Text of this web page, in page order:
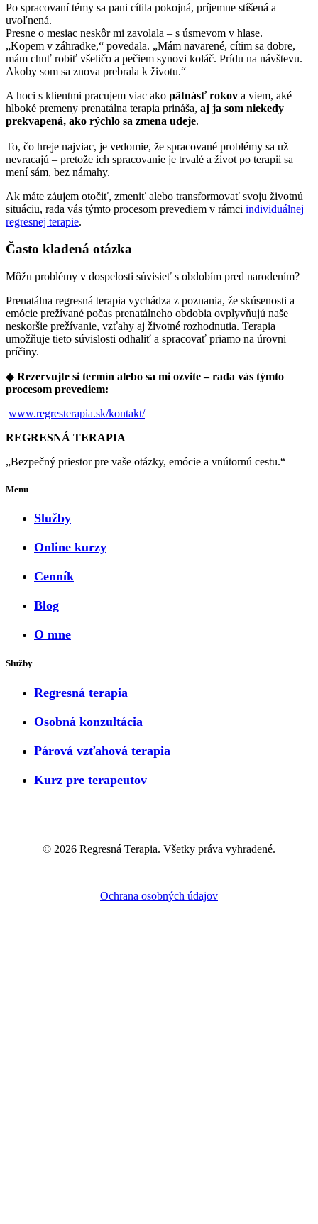
Po spracovaní témy sa pani cítila pokojná, príjemne stíšená a
uvoľnená.
Presne o mesiac neskôr mi zavolala – s úsmevom v hlase.
„Kopem v záhradke,“ povedala. „Mám navarené, cítim sa dobre,
mám chuť robiť všeličo a pečiem synovi koláč. Prídu na návštevu.
Akoby som sa znova prebrala k životu.“
A hoci s klientmi pracujem viac ako pätnásť rokov a viem, aké
hlboké premeny prenatálna terapia prináša, aj ja som niekedy
prekvapená, ako rýchlo sa zmena udeje.
To, čo hreje najviac, je vedomie, že spracované problémy sa už
nevracajú – pretože ich spracovanie je trvalé a život po terapii sa
mení sám, bez námahy.
Ak máte záujem otočiť, zmeniť alebo transformovať svoju životnú
situáciu, rada vás týmto procesom prevediem v rámci individuálnej
regresnej terapie.
Často kladená otázka
Môžu problémy v dospelosti súvisieť s obdobím pred narodením?
Prenatálna regresná terapia vychádza z poznania, že skúsenosti a
emócie prežívané počas prenatálneho obdobia ovplyvňujú naše
neskoršie prežívanie, vzťahy aj životné rozhodnutia. Terapia
umožňuje tieto súvislosti odhaliť a spracovať priamo na úrovni
príčiny.
◆ Rezervujte si termín alebo sa mi ozvite – rada vás týmto
procesom prevediem:
www.regresterapia.sk/kontakt/
REGRESNÁ TERAPIA
„Bezpečný priestor pre vaše otázky, emócie a vnútornú cestu.“
Menu
Služby
Online kurzy
Cenník
Blog
O mne
Služby
Regresná terapia
Osobná konzultácia
Párová vzťahová terapia
Kurz pre terapeutov
© 2026 Regresná Terapia. Všetky práva vyhradené.
Ochrana osobných údajov